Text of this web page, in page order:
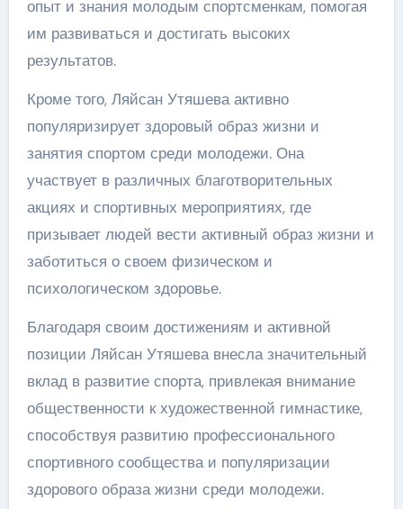
опыт и знания молодым спортсменкам, помогая
им развиваться и достигать высоких
результатов.
Кроме того, Ляйсан Утяшева активно
популяризирует здоровый образ жизни и
занятия спортом среди молодежи. Она
участвует в различных благотворительных
акциях и спортивных мероприятиях, где
призывает людей вести активный образ жизни и
заботиться о своем физическом и
психологическом здоровье.
Благодаря своим достижениям и активной
позиции Ляйсан Утяшева внесла значительный
вклад в развитие спорта, привлекая внимание
общественности к художественной гимнастике,
способствуя развитию профессионального
спортивного сообщества и популяризации
здорового образа жизни среди молодежи.